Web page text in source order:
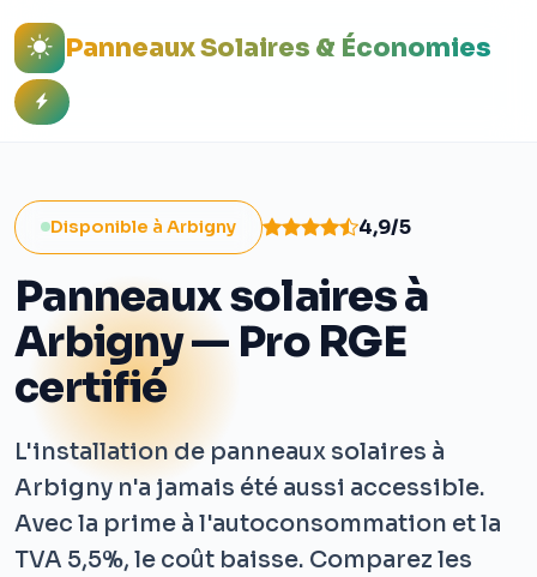
Panneaux Solaires & Économies
Disponible à Arbigny 4,9/5
Panneaux solaires à
Arbigny — Pro RGE
certifié
L'installation de panneaux solaires à
Arbigny n'a jamais été aussi accessible.
Avec la prime à l'autoconsommation et la
TVA 5,5%, le coût baisse. Comparez les